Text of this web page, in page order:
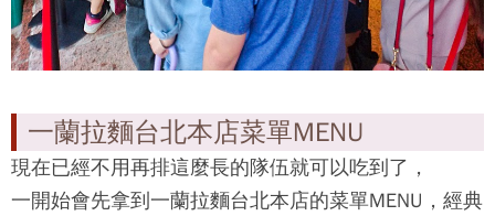
一蘭拉麵台北本店菜單MENU
現在已經不用再排這麼長的隊伍就可以吃到了，
一開始會先拿到 一蘭拉麵台北本店的菜單MENU，經典